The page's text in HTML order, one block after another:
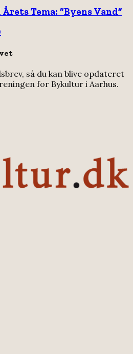
Tema: “Byens Vand”
så du kan blive opdateret
for Bykultur i Aarhus.